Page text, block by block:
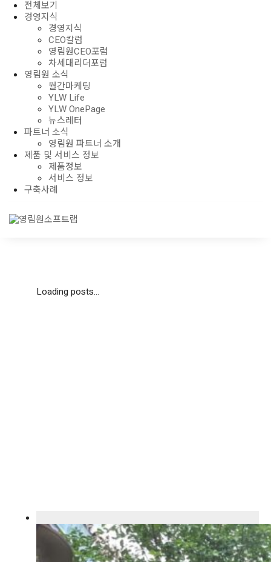
전체보기
경영지식
경영지식
CEO칼럼
영림원CEO포럼
차세대리더포럼
영림원 소식
월간마케팅
YLW Life
YLW OnePage
뉴스레터
파트너 소식
영림원 파트너 소개
제품 및 서비스 정보
제품정보
서비스 정보
구축사례
Loading posts...